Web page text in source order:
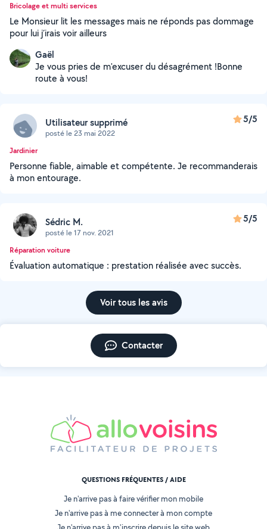
Bricolage et multi services
Le Monsieur lit les messages mais ne réponds pas dommage
pour lui j´irais voir ailleurs
Gaël
Je vous pries de m'excuser du désagrément !Bonne
route à vous!
Utilisateur supprimé
posté le 23 mai 2022
5/5
Jardinier
Personne fiable, aimable et compétente. Je recommanderais
à mon entourage.
Sédric M.
posté le 17 nov. 2021
5/5
Réparation voiture
Évaluation automatique : prestation réalisée avec succès.
Voir tous les avis
Contacter
QUESTIONS FRÉQUENTES / AIDE
Je n'arrive pas à faire vérifier mon mobile
Je n'arrive pas à me connecter à mon compte